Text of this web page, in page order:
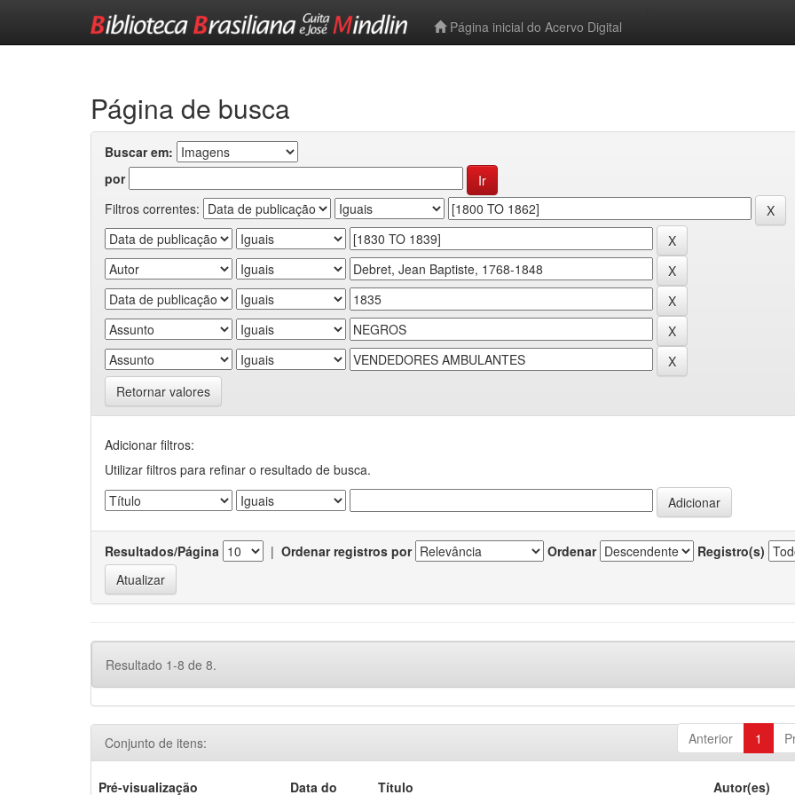
Página inicial do Acervo Digital
Página de busca
Buscar em:
por
Filtros correntes:
Retornar valores
Adicionar filtros:
Utilizar filtros para refinar o resultado de busca.
Resultados/Página | Ordenar registros por Ordenar Registro(s)
Resultado 1-8 de 8.
Anterior 1
Conjunto de itens:
Pré-visualização
Data do
Título Autor(es)